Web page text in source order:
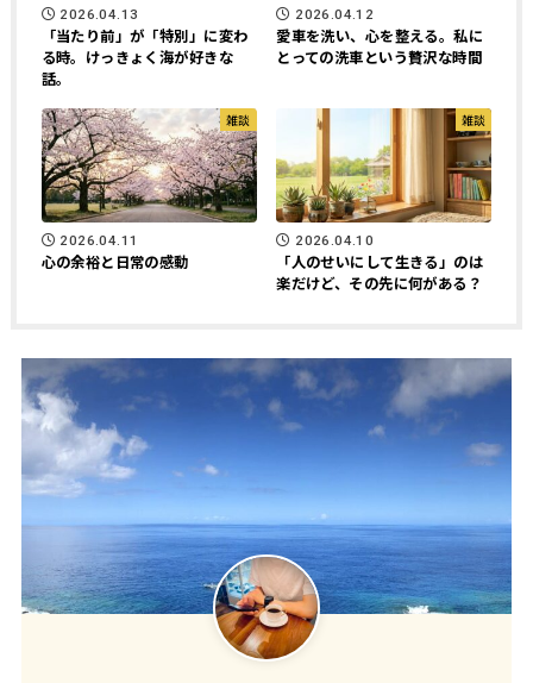
2026.04.13
「当たり前」が「特別」に変わ
る時。けっきょく海が好きな
話。
2026.04.12
愛車を洗い、心を整える。私に
とっての洗車という贅沢な時間
雑談
2026.04.11
心の余裕と日常の感動
雑談
2026.04.10
「人のせいにして生きる」のは
楽だけど、その先に何がある？